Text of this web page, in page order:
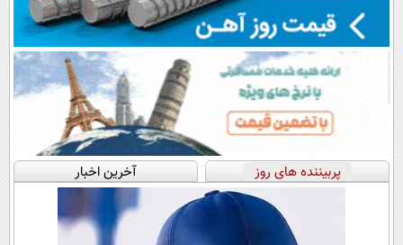
پربیننده های روز آخرین اخبار